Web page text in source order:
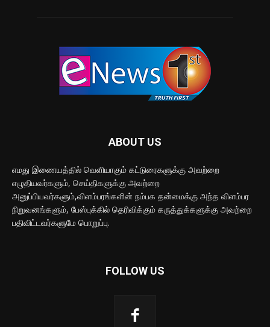
ABOUT US
எமது இணையத்தில் வெளியாகும் கட்டுரைகளுக்கு அவற்றை
எழுதியவர்களும், செய்திகளுக்கு அவற்றை
அனுப்பியவர்களும்,விளம்பரங்களின் நம்பக தன்மைக்கு அந்த விளம்பர
நிறுவனங்களும், பேஸ்புக்கில் தெரிவிக்கும் கருத்துக்களுக்கு அவற்றை
பதிவிட்டவர்களுமே பொறுப்பு.
FOLLOW US